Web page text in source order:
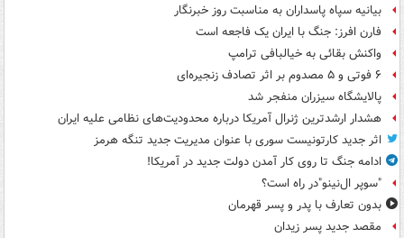
بیانیه سپاه پاسداران به مناسبت روز خبرنگار
فارن افرز: جنگ با ایران یک فاجعه است
واکنش بقائی به خیالبافی ترامپ
۶ فوتی و ۵ مصدوم بر اثر تصادف زنجیره‌ای
پالایشگاه سیزران منفجر شد
هشدار ارشدترین ژنرال آمریکا درباره محدودیت‌های نظامی علیه ایران
اثر جدید کارتونیست سوری با عنوان مدیریت جدید تنگه هرمز
ادامه جنگ تا روی کار آمدن دولت جدید در آمریکا!
"سوپر ال‌نینو"در راه است؟
بدون تعارف با پدر و پسر قهرمان
مقصد جدید پسر زیدان